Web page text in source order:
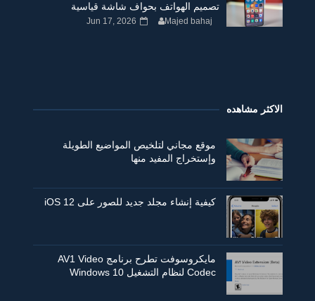
تصميم الهواتف بحواف شاشة قياسية
Majed bahaj
Jun 17, 2026
الاكثر مشاهده
موقع مجاني لتلخيص المواضيع الطويلة
وإستخراج المفيد منها
كيفية إنشاء مجلد جديد للصور على iOS 12
مايكروسوفت تطرح برنامج AV1 Video
Codec لنظام التشغيل Windows 10